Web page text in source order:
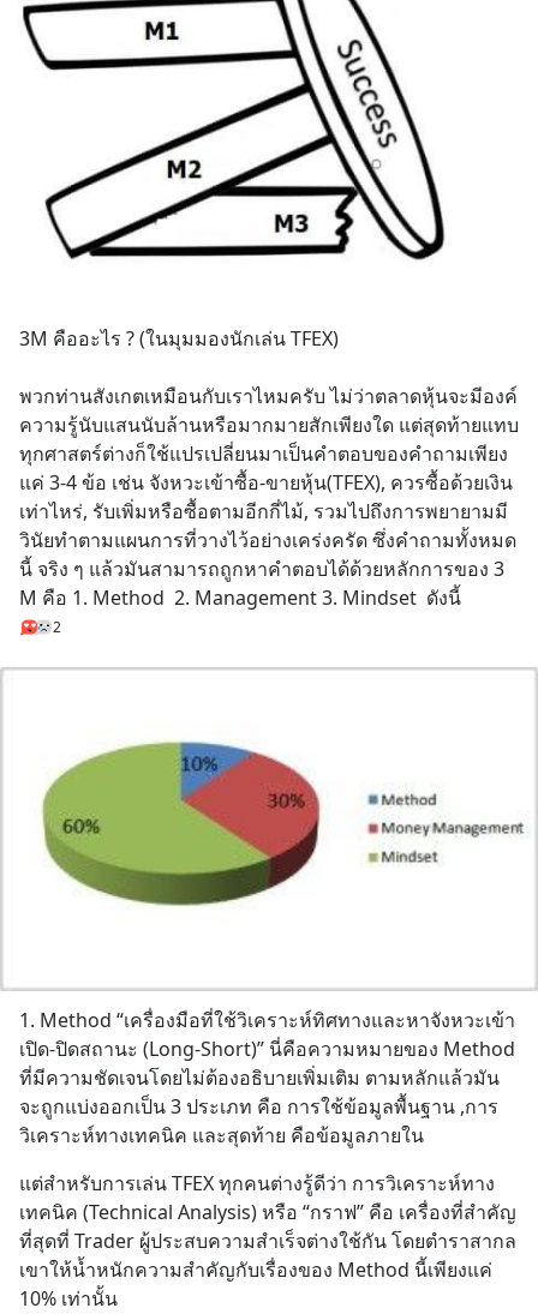
3M คืออะไร ? (ในมุมมองนักเล่น TFEX)
พวกท่านสังเกตเหมือนกับเราไหมครับ ไม่ว่าตลาดหุ้นจะมีองค์
ความรู้นับแสนนับล้านหรือมากมายสักเพียงใด แต่สุดท้ายแทบ
ทุกศาสตร์ต่างก็ใช้แปรเปลี่ยนมาเป็นคำตอบของคำถามเพียง
แค่ 3-4 ข้อ เช่น จังหวะเข้าซื้อ-ขายหุ้น(TFEX), ควรซื้อด้วยเงิน
เท่าไหร่, รับเพิ่มหรือซื้อตามอีกกี่ไม้, รวมไปถึงการพยายามมี
วินัยทำตามแผนการที่วางไว้อย่างเคร่งครัด ซึ่งคำถามทั้งหมด
นี้ จริง ๆ แล้วมันสามารถถูกหาคำตอบได้ด้วยหลักการของ 3
M คือ 1. Method  2. Management 3. Mindset  ดังนี้
2
1. Method “เครื่องมือที่ใช้วิเคราะห์ทิศทางและหาจังหวะเข้า
เปิด-ปิดสถานะ (Long-Short)” นี่คือความหมายของ Method
ที่มีความชัดเจนโดยไม่ต้องอธิบายเพิ่มเติม ตามหลักแล้วมัน
จะถูกแบ่งออกเป็น 3 ประเภท คือ การใช้ข้อมูลพื้นฐาน ,การ
วิเคราะห์ทางเทคนิค และสุดท้าย คือข้อมูลภายใน
แต่สำหรับการเล่น TFEX ทุกคนต่างรู้ดีว่า การวิเคราะห์ทาง
เทคนิค (Technical Analysis) หรือ “กราฟ” คือ เครื่องที่สำคัญ
ที่สุดที่ Trader ผู้ประสบความสำเร็จต่างใช้กัน โดยตำราสากล
เขาให้น้ำหนักความสำคัญกับเรื่องของ Method นี้เพียงแค่
10% เท่านั้น